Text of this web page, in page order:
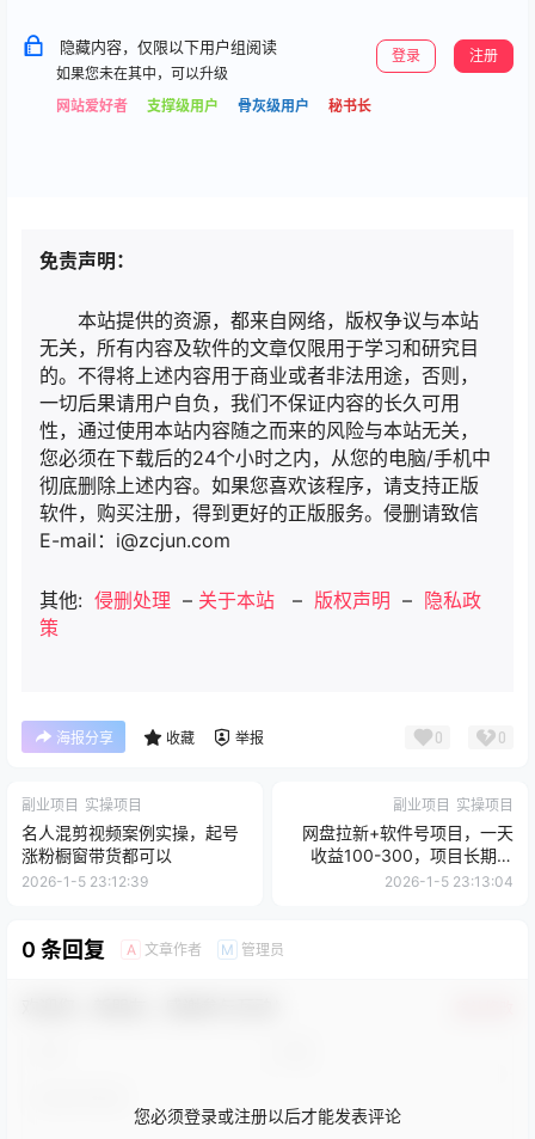
隐藏内容，仅限以下用户组阅读
如果您未在其中，可以升级
网站爱好者
支撑级用户 骨灰级用户 秘书长
登录 注册
免责声明：
本站提供的资源，都来自网络，版权争议与本站
无关，所有内容及软件的文章仅限用于学习和研究目
的。不得将上述内容用于商业或者非法用途，否则，
一切后果请用户自负，我们不保证内容的长久可用
性，通过使用本站内容随之而来的风险与本站无关，
您必须在下载后的24个小时之内，从您的电脑/手机中
彻底删除上述内容。如果您喜欢该程序，请支持正版
软件，购买注册，得到更好的正版服务。侵删请致信
E-mail：i@zcjun.com
其他: 侵删处理 – 关于本站 – 版权声明 – 隐私政
策
海报分享 收藏 举报 0 0
副业项目 实操项目
名人混剪视频案例实操，起号
涨粉橱窗带货都可以
2026-1-5 23:12:39
副业项目 实操项目
网盘拉新+软件号项目，一天
收益100-300，项目长期稳
定，可以持续賺米（更新）
2026-1-5 23:13:04
0 条回复 A 文章作者 M 管理员
您必须登录或注册以后才能发表评论